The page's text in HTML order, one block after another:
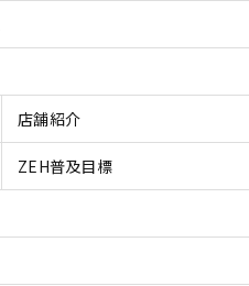
店舗紹介
ZEH普及目標